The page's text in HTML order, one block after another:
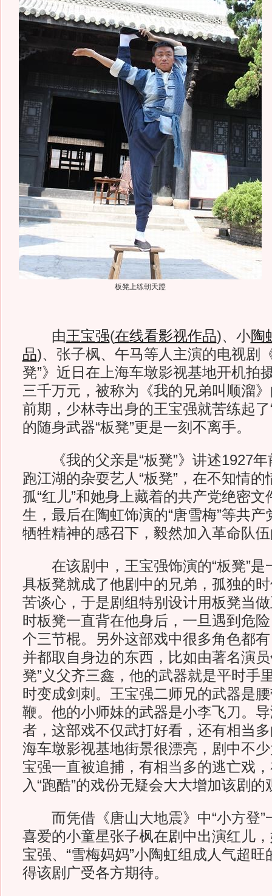
板凳上练朝天蹬
由王宝强(在线看影视作品)、小陶
品)、张子枫、午马等人主演的电视剧
凳”》近日在上海车墩影视基地开机拍
三千万元，被称为《我的兄弟叫顺溜》
前期，少林寺出身的王宝强就苦练起了
的随身武器“板凳”更是一刻不离手。
《我的父亲是“板凳”》讲述1927年
跑江湖的杂耍艺人“板凳”，在不知情
孤“红儿”和她身上藏着的共产党绝密
生，最后在陶虹饰演的“唐雪梅”等共
牺牲精神的感召下，毅然加入革命队
在该剧中，王宝强饰演的“板凳”是
具板凳就成了他剧中的兄弟，孤独的
苦谈心，于是剧组特别设计用板凳当
时板凳一直背在他身后，一旦遇到危
个三节棍。另外这部戏中很多角色都
并都取自身边的东西，比如由著名演
凳”义父齐三鑫，他的武器就是平时手
时变成剑刺。王宝强二师兄的武器是
鞭。他的小师妹的武器是小李飞刀。
者，这部戏不仅武打好看，还有相当多
海车墩影视基地街景很漂亮，剧中不
宝强一直被追捕，有相当多的逃亡戏
入“跑酷”的戏份无疑会大大增加该剧的
而凭借《唐山大地震》中“小方登”
喜爱的小童星张子枫在剧中出演红儿，
宝强、“雪梅妈妈”小陶虹组成人气超旺
得该剧广受各方期待。